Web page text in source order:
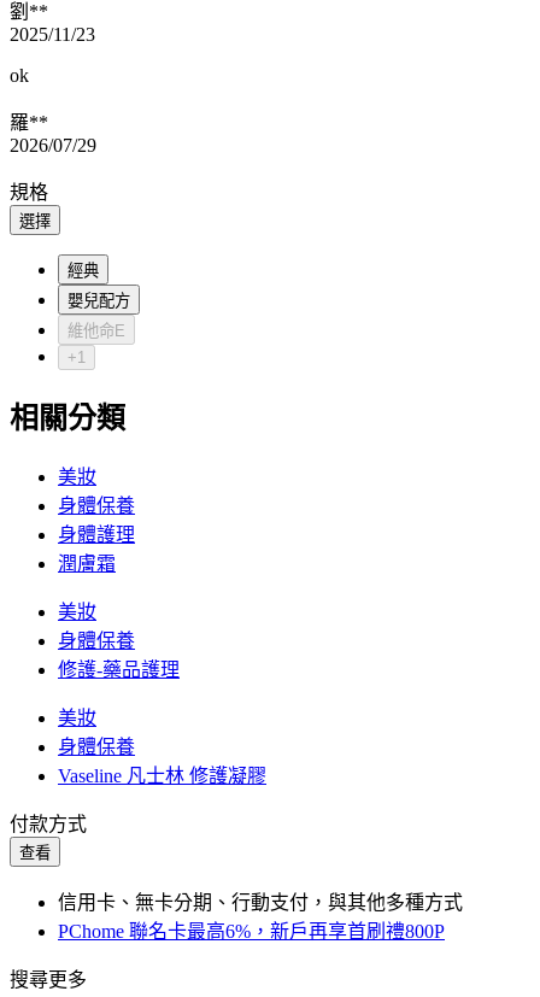
劉**
2025/11/23
ok
羅**
2026/07/29
規格
選擇
經典
嬰兒配方
維他命E
+1
相關分類
美妝
身體保養
身體護理
潤膚霜
美妝
身體保養
修護-藥品護理
美妝
身體保養
Vaseline 凡士林 修護凝膠
付款方式
查看
信用卡、無卡分期、行動支付，與其他多種方式
PChome 聯名卡最高6%，新戶再享首刷禮800P
搜尋更多